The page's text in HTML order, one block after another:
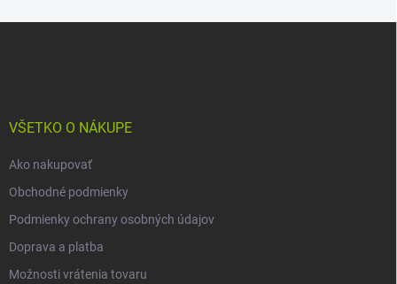
VŠETKO O NÁKUPE
Ako nakupovať
Obchodné podmienky
Podmienky ochrany osobných údajov
Doprava a platba
Možnosti vrátenia tovaru